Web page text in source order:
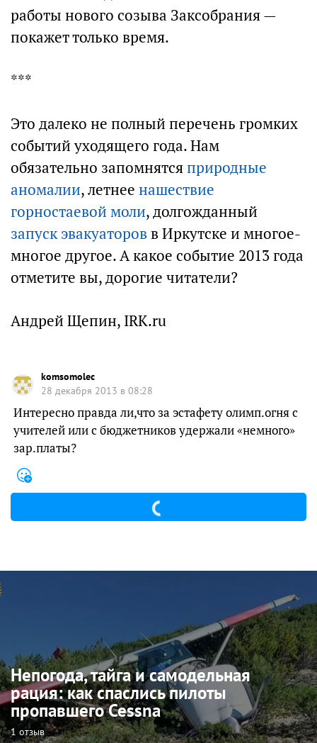
работы нового созыва Заксобрания —
покажет только время.
***
Это далеко не полный перечень громких
событий уходящего года. Нам
обязательно запомнятсяприродные
аномалии, летнее нашествие
горностаевой моли, долгожданный
запуск эвакуаторов в Иркутске и многое-
многое другое. А какое событие 2013 года
отметите вы, дорогие читатели?
Андрей Щепин, IRK.ru
komsomolec
28 декабря 2013 в 08:28
Интересно правда ли,что за эстафету олимп.огня с
учителей или с бюджетников удержали «немного»
зар.платы?
Непогода, тайга и самодельная
рация: как спаслись пилоты
пропавшего Cessna
1 отзыв